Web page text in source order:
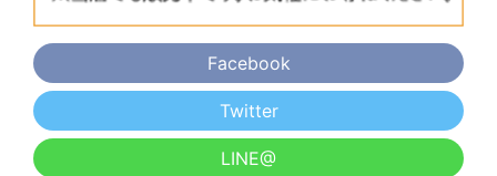
Facebook
Twitter
LINE@